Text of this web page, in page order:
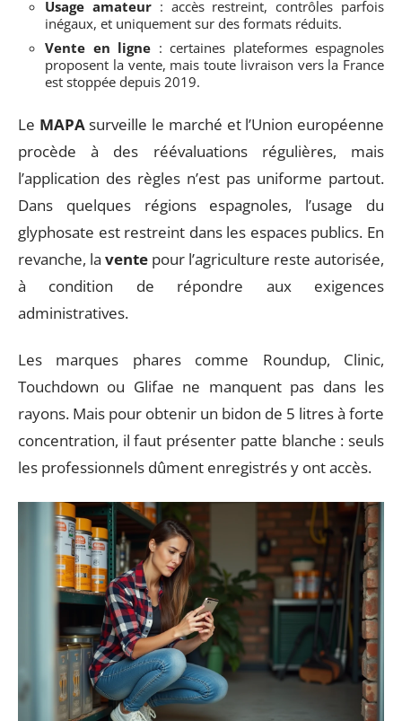
Usage amateur: accès restreint, contrôles parfois
inégaux, et uniquement sur des formats réduits.
Vente en ligne : certaines plateformes espagnoles
proposent la vente, mais toute livraison vers la France
est stoppée depuis 2019.
Le MAPAsurveille le marché et l’Union européenne
procède à des réévaluations régulières, mais
l’application des règles n’est pas uniforme partout.
Dans quelques régions espagnoles, l’usage du
glyphosate est restreint dans les espaces publics. En
revanche, la vente pour l’agriculture reste autorisée,
à condition de répondre aux exigences
administratives.
Les marques phares comme Roundup, Clinic,
Touchdown ou Glifae ne manquent pas dans les
rayons. Mais pour obtenir un bidon de 5 litres à forte
concentration, il faut présenter patte blanche : seuls
les professionnels dûment enregistrés y ont accès.